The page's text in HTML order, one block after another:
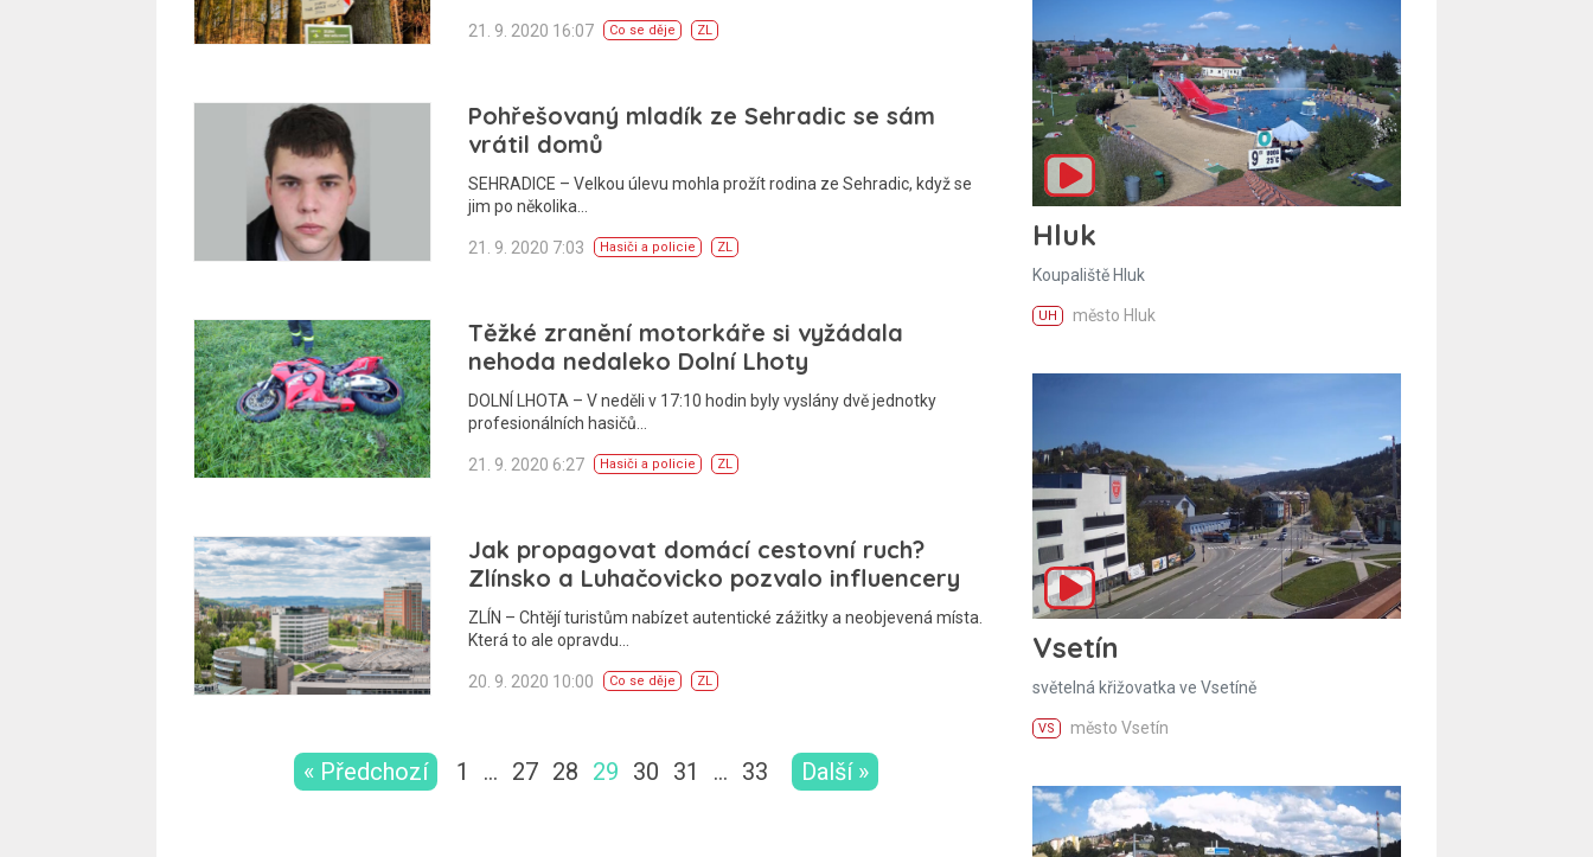
21. 9. 2020 16:07 Co se děje ZL
Pohřešovaný mladík ze Sehradic se sám
vrátil domů
SEHRADICE – Velkou úlevu mohla prožít rodina ze Sehradic, když se
jim po několika…
21. 9. 2020 7:03 Hasiči a policie ZL
Těžké zranění motorkáře si vyžádala
nehoda nedaleko Dolní Lhoty
DOLNÍ LHOTA – V neděli v 17:10 hodin byly vyslány dvě jednotky
profesionálních hasičů…
21. 9. 2020 6:27 Hasiči a policie ZL
Jak propagovat domácí cestovní ruch?
Zlínsko a Luhačovicko pozvalo influencery
ZLÍN – Chtějí turistům nabízet autentické zážitky a neobjevená místa.
Která to ale opravdu…
20. 9. 2020 10:00 Co se děje ZL
« Předchozí 1 … 27 28 29 30 31 … 33 Další »
Hluk
Koupaliště Hluk
UH město Hluk
Vsetín
světelná křižovatka ve Vsetíně
VS město Vsetín